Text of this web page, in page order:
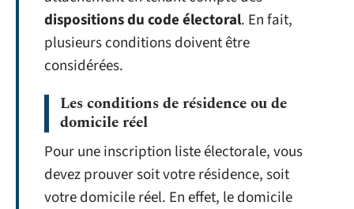
dispositions du code électoral. En fait,
plusieurs conditions doivent être
considérées.
Les conditions de résidence ou de
domicile réel
Pour une inscription liste électorale, vous
devez prouver soit votre résidence, soit
votre domicile réel. En effet, le domicile